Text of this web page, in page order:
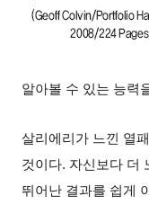
알아볼 수 있는 능력
살리에리가 느낀 열
것이다. 자신보다 더
뛰어난 결과를 쉽게